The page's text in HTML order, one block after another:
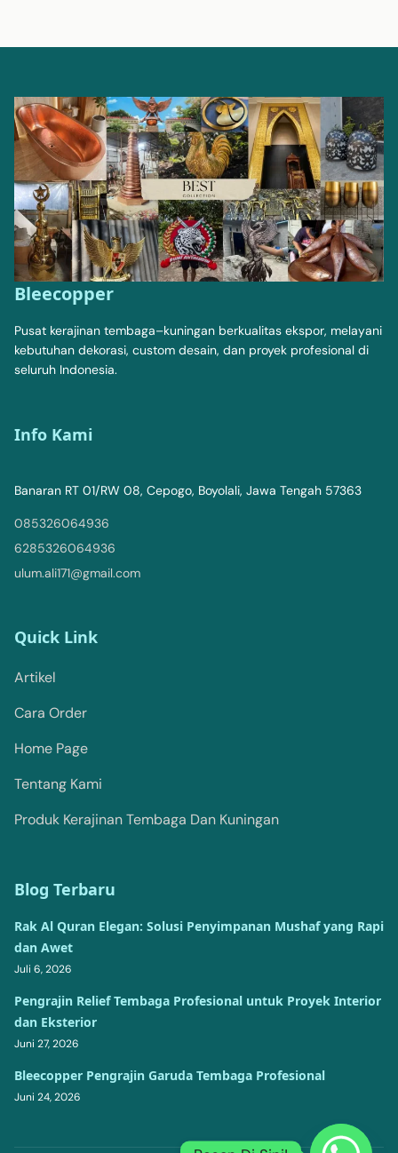
Bleecopper
Pusat kerajinan tembaga–kuningan berkualitas ekspor, melayani
kebutuhan dekorasi, custom desain, dan proyek profesional di
seluruh Indonesia.
Info Kami
Banaran RT 01/RW 08, Cepogo, Boyolali, Jawa Tengah 57363
085326064936
6285326064936
ulum.ali171@gmail.com
Quick Link
Artikel
Cara Order
Home Page
Tentang Kami
Produk Kerajinan Tembaga Dan Kuningan
Blog Terbaru
Rak Al Quran Elegan: Solusi Penyimpanan Mushaf yang Rapi
dan Awet
Juli 6, 2026
Pengrajin Relief Tembaga Profesional untuk Proyek Interior
dan Eksterior
Juni 27, 2026
Bleecopper Pengrajin Garuda Tembaga Profesional
Juni 24, 2026